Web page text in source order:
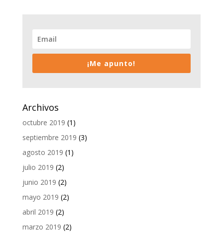
¡Me apunto!
Archivos
octubre 2019 (1)
septiembre 2019 (3)
agosto 2019 (1)
julio 2019 (2)
junio 2019 (2)
mayo 2019 (2)
abril 2019 (2)
marzo 2019 (2)